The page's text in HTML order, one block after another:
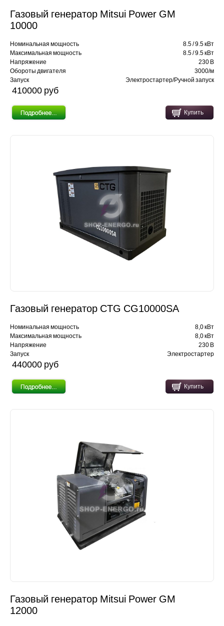
Газовый генератор Mitsui Power GM
10000
Номинальная мощность
8.5 / 9.5 кВт
Максимальная мощность
8.5 / 9.5 кВт
Напряжение
230 В
Обороты двигателя
3000/м
Запуск
Электростартер/Ручной запуск
410000 pуб
Купить
Газовый генератор CTG CG10000SA
Номинальная мощность
8,0 кВт
Максимальная мощность
8,0 кВт
Напряжение
230 В
Запуск
Электростартер
440000 pуб
Купить
Газовый генератор Mitsui Power GM
12000